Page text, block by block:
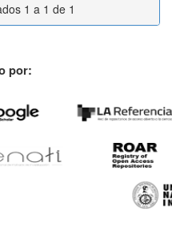
1 a 1 de 1
por: